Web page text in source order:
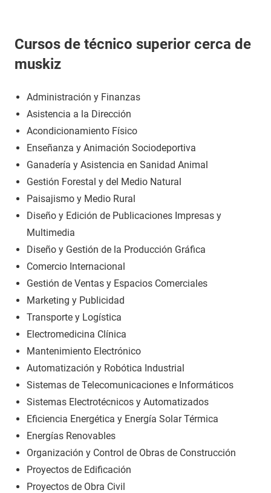
Cursos de técnico superior cerca de
muskiz
Administración y Finanzas
Asistencia a la Dirección
Acondicionamiento Físico
Enseñanza y Animación Sociodeportiva
Ganadería y Asistencia en Sanidad Animal
Gestión Forestal y del Medio Natural
Paisajismo y Medio Rural
Diseño y Edición de Publicaciones Impresas y
Multimedia
Diseño y Gestión de la Producción Gráfica
Comercio Internacional
Gestión de Ventas y Espacios Comerciales
Marketing y Publicidad
Transporte y Logística
Electromedicina Clínica
Mantenimiento Electrónico
Automatización y Robótica Industrial
Sistemas de Telecomunicaciones e Informáticos
Sistemas Electrotécnicos y Automatizados
Eficiencia Energética y Energía Solar Térmica
Energías Renovables
Organización y Control de Obras de Construcción
Proyectos de Edificación
Proyectos de Obra Civil